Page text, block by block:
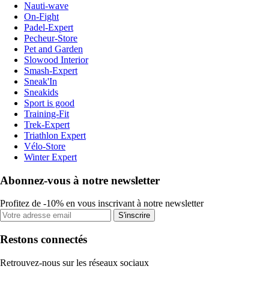
Nauti-wave
On-Fight
Padel-Expert
Pecheur-Store
Pet and Garden
Slowood Interior
Smash-Expert
Sneak'In
Sneakids
Sport is good
Training-Fit
Trek-Expert
Triathlon Expert
Vélo-Store
Winter Expert
Abonnez-vous à notre newsletter
Profitez de -10% en vous inscrivant à notre newsletter
S'inscrire
Restons connectés
Retrouvez-nous sur les réseaux sociaux